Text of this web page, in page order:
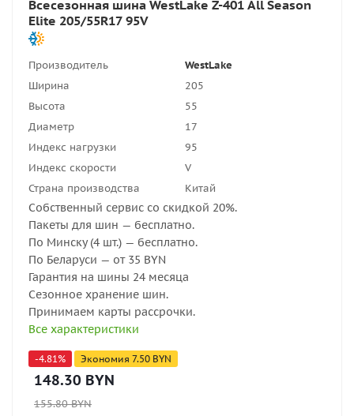
Всесезонная шина WestLake Z-401 All Season
Elite 205/55R17 95V
Производитель
WestLake
Ширина
205
Высота
55
Диаметр
17
Индекс нагрузки
95
Индекс скорости
V
Страна производства
Китай
Собственный сервис со скидкой 20%.
Пакеты для шин — бесплатно.
По Минску (4 шт.) — бесплатно.
По Беларуси — от 35 BYN
Гарантия на шины 24 месяца
Сезонное хранение шин.
Принимаем карты рассрочки.
Все характеристики
-4.81% Экономия 7.50 BYN
148.30 BYN
155.80BYN